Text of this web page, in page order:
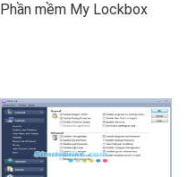
Phần mềm My Lockbox